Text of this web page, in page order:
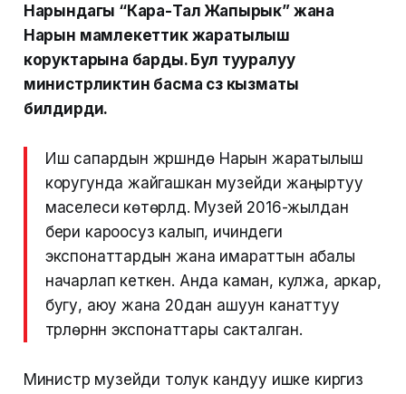
Нарындагы “Кара-Тал Жапырык” жана
Нарын мамлекеттик жаратылыш
коруктарына барды. Бул тууралуу
министрликтин басма сөз кызматы
билдирди.
Иш сапардын жүрүшүндө Нарын жаратылыш
коругунда жайгашкан музейди жаңыртуу
маселеси көтөрүлдү. Музей 2016-жылдан
бери кароосуз калып, ичиндеги
экспонаттардын жана имараттын абалы
начарлап кеткен. Анда каман, кулжа, аркар,
бугу, аюу жана 20дан ашуун канаттуу
түрлөрүнүн экспонаттары сакталган.
Министр музейди толук кандуу ишке киргизүү